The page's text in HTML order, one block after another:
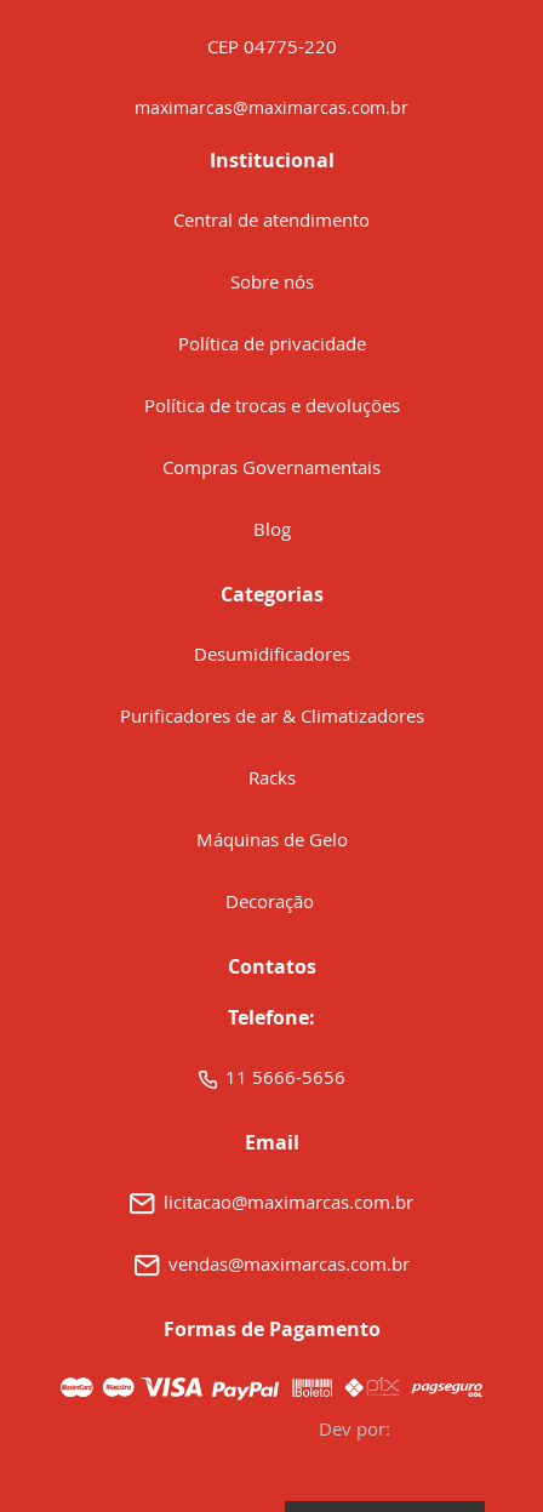
CEP 04775-220
maximarcas@maximarcas.com.br
Institucional
Central de atendimento
Sobre nós
Política de privacidade
Política de trocas e devoluções
Compras Governamentais
Blog
Categorias
Desumidificadores
Purificadores de ar & Climatizadores
Racks
Máquinas de Gelo
Decoração
Contatos
Telefone:
11 5666-5656
Email
licitacao@maximarcas.com.br
vendas@maximarcas.com.br
Formas de Pagamento
Dev por: